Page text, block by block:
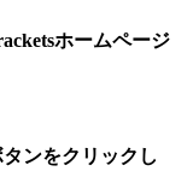
ホームページ
ンをクリックし